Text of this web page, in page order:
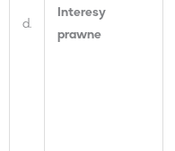
d.
Interesy
prawne